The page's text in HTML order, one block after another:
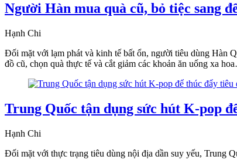
Người Hàn mua quà cũ, bỏ tiệc sang
Hạnh Chi
Đối mặt với lạm phát và kinh tế bất ổn, người tiêu dùng Hàn
đồ cũ, chọn quà thực tế và cắt giảm các khoản ăn uống xa
Trung Quốc tận dụng sức hút K-pop
Hạnh Chi
Đối mặt với thực trạng tiêu dùng nội địa dần suy yếu, Trung